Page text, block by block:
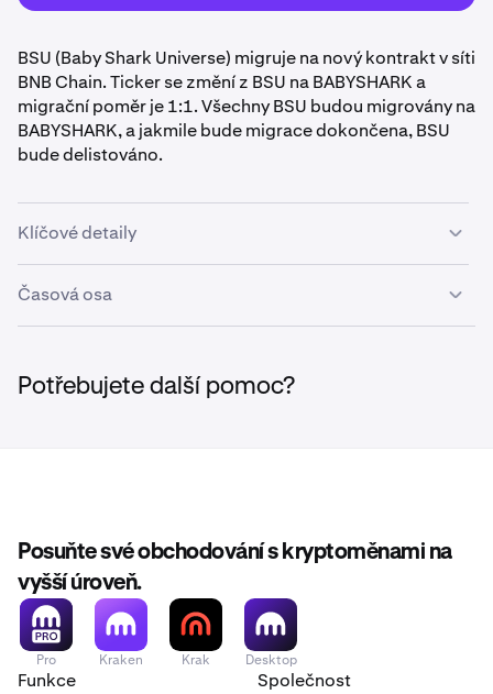
BSU (Baby Shark Universe) migruje na nový kontrakt v síti
BNB Chain. Ticker se změní z BSU na BABYSHARK a
migrační poměr je 1:1. Všechny BSU budou migrovány na
BABYSHARK, a jakmile bude migrace dokončena, BSU
bude delistováno.
Klíčové detaily
Migrační poměr: 1 BSU : 1 BABYSHARK
Adresa původního kontraktu:
Časová osa
a výběry.
Potřebujete další pomoc?
Posuňte své obchodování s kryptoměnami na
vyšší úroveň.
Pro Kraken Krak Desktop
Funkce Společnost